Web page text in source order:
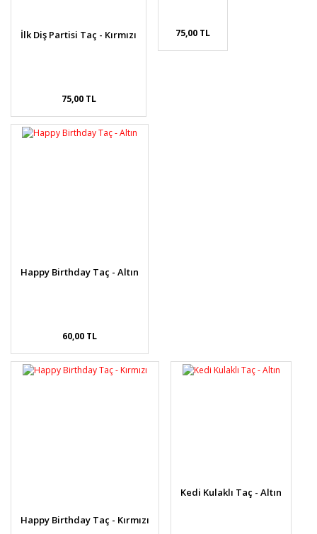
İlk Diş Partisi Taç - Kırmızı
75,00 TL
75,00 TL
Happy Birthday Taç - Altın
60,00 TL
Happy Birthday Taç - Kırmızı
Kedi Kulaklı Taç - Altın